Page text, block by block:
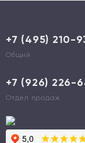
+7 (495) 210-
Общий
+7 (926) 226-
Отдел продаж